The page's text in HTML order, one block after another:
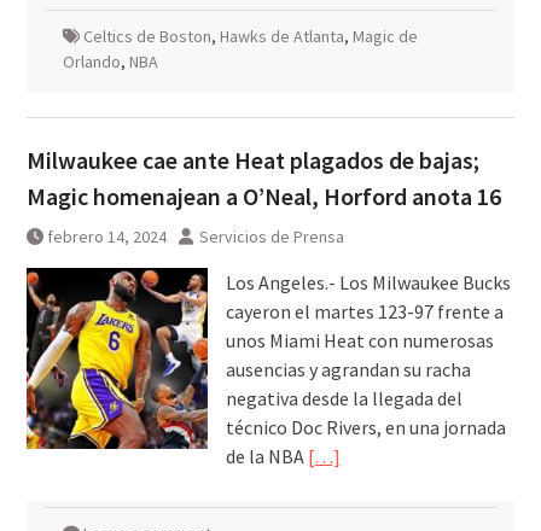
Celtics de Boston, Hawks de Atlanta, Magic de
Orlando, NBA
Milwaukee cae ante Heat plagados de bajas;
Magic homenajean a O’Neal, Horford anota 16
febrero 14, 2024 Servicios de Prensa
Los Angeles.- Los Milwaukee Bucks
cayeron el martes 123-97 frente a
unos Miami Heat con numerosas
ausencias y agrandan su racha
negativa desde la llegada del
técnico Doc Rivers, en una jornada
de la NBA […]